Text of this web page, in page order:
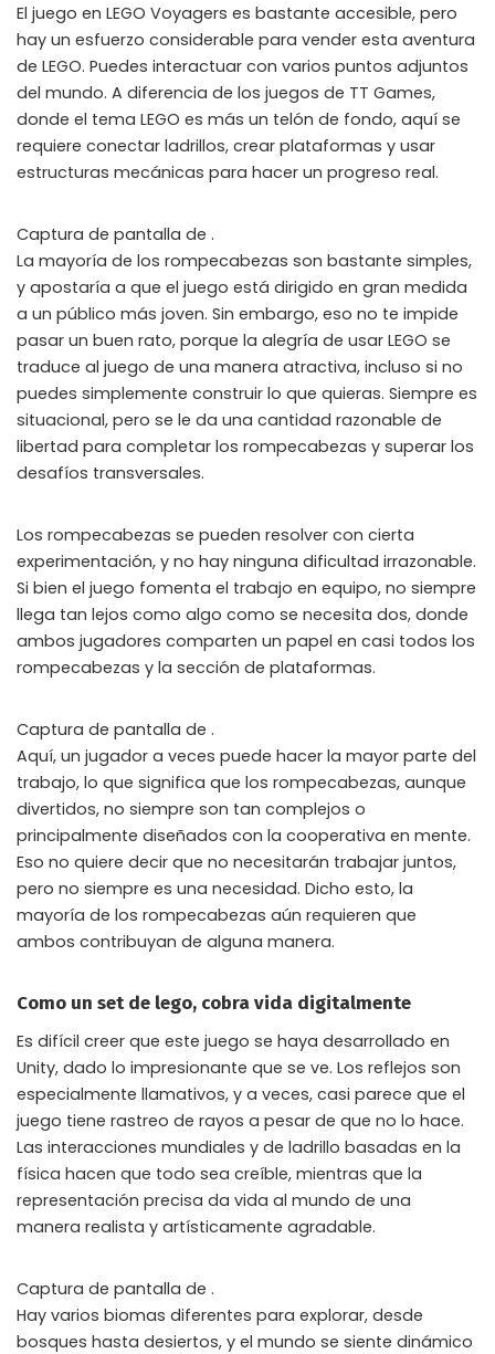
El juego en LEGO Voyagers es bastante accesible, pero
hay un esfuerzo considerable para vender esta aventura
de LEGO. Puedes interactuar con varios puntos adjuntos
del mundo. A diferencia de los juegos de TT Games,
donde el tema LEGO es más un telón de fondo, aquí se
requiere conectar ladrillos, crear plataformas y usar
estructuras mecánicas para hacer un progreso real.
Captura de pantalla de .
La mayoría de los rompecabezas son bastante simples,
y apostaría a que el juego está dirigido en gran medida
a un público más joven. Sin embargo, eso no te impide
pasar un buen rato, porque la alegría de usar LEGO se
traduce al juego de una manera atractiva, incluso si no
puedes simplemente construir lo que quieras. Siempre es
situacional, pero se le da una cantidad razonable de
libertad para completar los rompecabezas y superar los
desafíos transversales.
Los rompecabezas se pueden resolver con cierta
experimentación, y no hay ninguna dificultad irrazonable.
Si bien el juego fomenta el trabajo en equipo, no siempre
llega tan lejos como algo como se necesita dos, donde
ambos jugadores comparten un papel en casi todos los
rompecabezas y la sección de plataformas.
Captura de pantalla de .
Aquí, un jugador a veces puede hacer la mayor parte del
trabajo, lo que significa que los rompecabezas, aunque
divertidos, no siempre son tan complejos o
principalmente diseñados con la cooperativa en mente.
Eso no quiere decir que no necesitarán trabajar juntos,
pero no siempre es una necesidad. Dicho esto, la
mayoría de los rompecabezas aún requieren que
ambos contribuyan de alguna manera.
Como un set de lego, cobra vida digitalmente
Es difícil creer que este juego se haya desarrollado en
Unity, dado lo impresionante que se ve. Los reflejos son
especialmente llamativos, y a veces, casi parece que el
juego tiene rastreo de rayos a pesar de que no lo hace.
Las interacciones mundiales y de ladrillo basadas en la
física hacen que todo sea creíble, mientras que la
representación precisa da vida al mundo de una
manera realista y artísticamente agradable.
Captura de pantalla de .
Hay varios biomas diferentes para explorar, desde
bosques hasta desiertos, y el mundo se siente dinámico